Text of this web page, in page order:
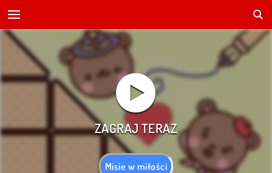
Misie w miłości